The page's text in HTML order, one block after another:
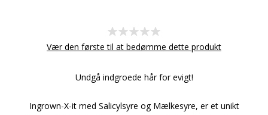
Vær den første til at bedømme dette produkt
Undgå indgroede hår for evigt!
Ingrown-X-it med Salicylsyre og Mælkesyre, er et unikt